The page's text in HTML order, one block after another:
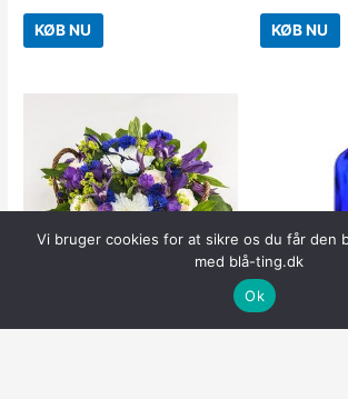
KØB NU KØB NU
Student i blå og hvid – Send
Glasflaske
Vi bruger cookies for at sikre os du får den
med blå-ting.dk
Ok